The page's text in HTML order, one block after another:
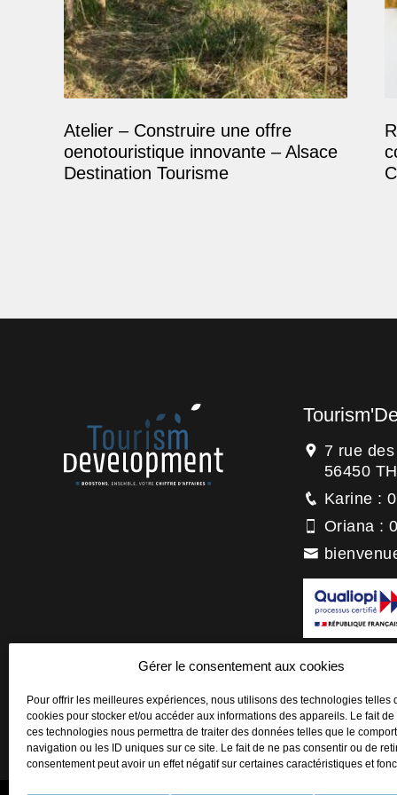
Gérer le consentement aux cookies
Pour offrir les meilleures expériences, nous utilisons des technologies telles
cookies pour stocker et/ou accéder aux informations des appareils. Le fait
ces technologies nous permettra de traiter des données telles que le
navigation ou les ID uniques sur ce site. Le fait de ne pas consentir ou de
consentement peut avoir un effet négatif sur certaines caractéristiques et
Atelier – Construire une offre
oenotouristique innovante – Alsace
Destination Tourisme
7 rue
56450
Karine :
Oriana :
La
titre de la